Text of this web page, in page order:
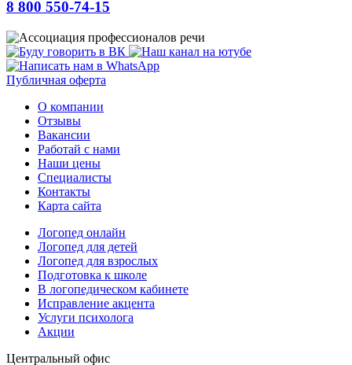
8 800 550-74-15
Публичная оферта
О компании
Отзывы
Вакансии
Работай с нами
Наши цены
Специалисты
Контакты
Карта сайта
Логопед онлайн
Логопед для детей
Логопед для взрослых
Подготовка к школе
В логопедическом кабинете
Исправление акцента
Услуги психолога
Акции
Центральный офис